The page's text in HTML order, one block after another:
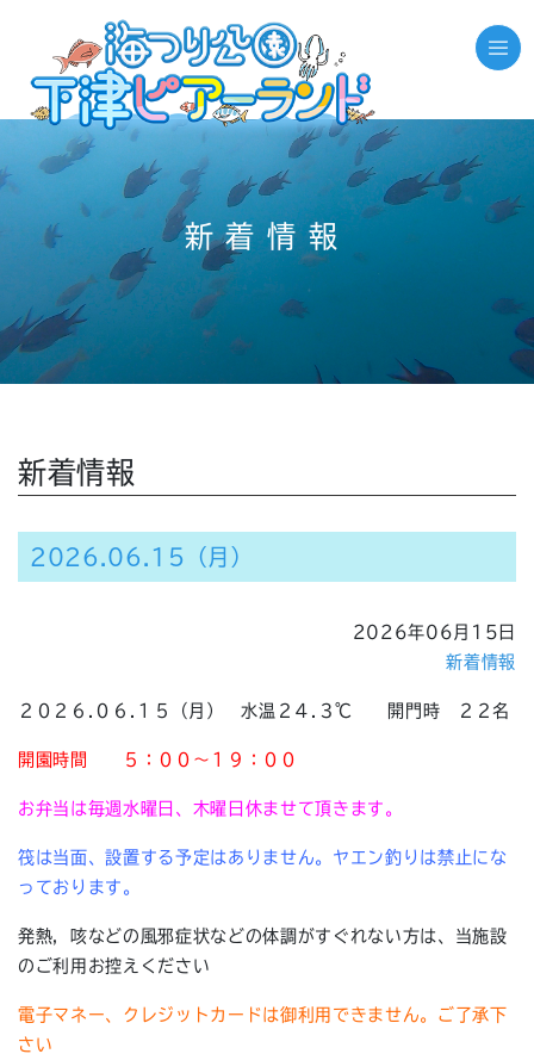
新着情報
新着情報
2026.06.15（月）
2026年06月15日
新着情報
２０２６.０６.１５（月） 水温２４.３℃ 開門時 ２２名
開園時間 ５：００～１９：００
お弁当は毎週水曜日、木曜日休ませて頂きます。
筏は当面、設置する予定はありません。ヤエン釣りは禁止にな
っております。
発熱，咳などの風邪症状などの体調がすぐれない方は、当施設
のご利用お控えください
電子マネー、クレジットカードは御利用できません。ご了承下
さい